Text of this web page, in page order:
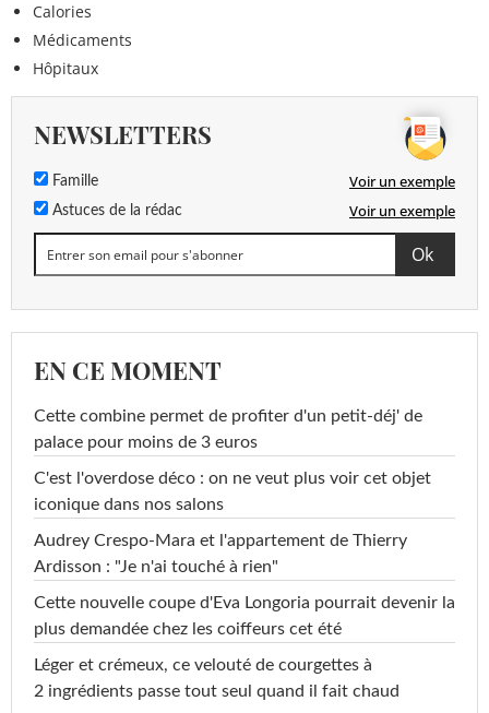
Calories
Médicaments
Hôpitaux
NEWSLETTERS
Famille Voir un exemple
Astuces de la rédac Voir un exemple
EN CE MOMENT
Cette combine permet de profiter d'un petit-déj' de
palace pour moins de 3 euros
C'est l'overdose déco : on ne veut plus voir cet objet
iconique dans nos salons
Audrey Crespo-Mara et l'appartement de Thierry
Ardisson : "Je n'ai touché à rien"
Cette nouvelle coupe d'Eva Longoria pourrait devenir la
plus demandée chez les coiffeurs cet été
Léger et crémeux, ce velouté de courgettes à
2 ingrédients passe tout seul quand il fait chaud